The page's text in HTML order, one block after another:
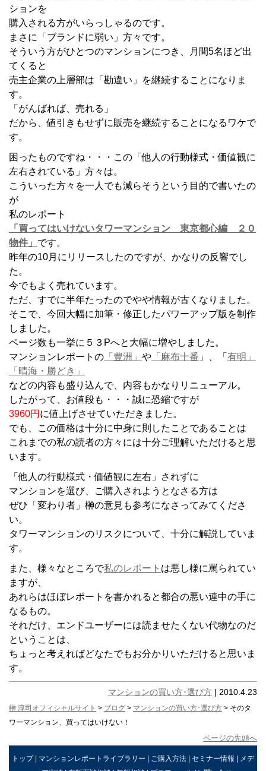
ションを
購入される方がいらっしゃるのです。
まさに「ブランドに弱い」方々です。
そういう方がひとつのマンションにつき、月間5名ほど出
てくると
売主企業の上層部は「勘違い」を継続することになりま
す。
「がんばれば、売れる」
だから、値引きもせずに販売を継続することになるワケで
す。
困ったものですね・・・この「他人の行動様式・価値観に
左右されている」方々は。
こういった方々を一人でも減らそうという目的で書いたの
が
私のレポート
「買ってはいけないタワーマンション 東京都心編 ２０
物件」 です。
昨年の10月にリリースしたのですが、かなりの反響でし
た。
今でもよく売れています。
ただ、すでに半年たったのでやや情報が古くなりました。
そこで、今回大幅に加筆・修正したパワーアップ版を制作
しました。
ページ数も一挙に５３Pへと大幅に増やしました。
マンションレポートの 「豊洲」 や 「麻布十番 」、「 有明」
「晴海・勝どき」
などの内容も盛り込んで、内容もかなりリニューアル。
したがって、お値段も・・・誠に恐縮ですが
3960円 に値上げさせていただきました。
でも、この価格は十分に中身に則したことであることは
これまでの私の読者の方々には十分ご理解いただけると思
います。
「他人の行動様式・価値観に左右」されずに
マンションを選び、ご購入されようとなさる方は
ぜひ「変わり者」榊の意見も参考になさってみてくださ
い。
タワーマンションのリスクについて、十分に解説していま
す。
また、様々なところで私のレポート は悪し様に罵られてい
ますが、
あれらはほぼレポートを書かれると都合の悪い連中の手に
なるもの。
それだけ、エンドユーザーには読ませたくない代物なのだ
ということは、
ちょっと考えればどなたでもお分かりいただけると思いま
す。
マンションの買い方･選び方 | 2010.4.23
榊 淳司オフィシャルサイト > ブログ > マンションの買い方･選び方 > そのタ
ワーマンション、買ってはいけない！
ページの先頭へ
トップ| マンションレポートライブラリー | ご購入方法 | セミナー情報 | メデ